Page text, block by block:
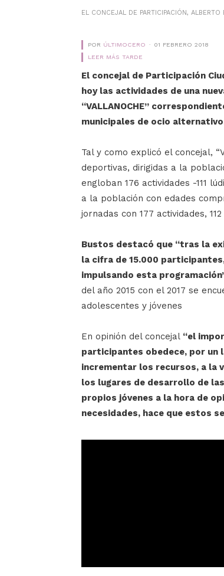
EL CONCEJAL DE PARTICIPACIÓN,
POR ÚLTIMOCERO
01 FEBRERO 2018
LEER MÁS TARDE
El concejal de Participación
hoy las actividades de una
“VALLANOCHE”
municipales de ocio
Tal y como explicó el concejal,
deportivas, dirigidas a la
engloban 176 actividades -111
a la población con edades
jornadas con 177 actividades,
Bustos destacó que “tras la
la cifra de 15.000
impulsando esta
del año 2015 con el 2017 se
adolescentes y jóvenes
En opinión del concejal “el
participantes obedece, por un
incrementar los recursos, a la
los lugares de desarrollo de
propios jóvenes a la hora de
necesidades, hace que estos